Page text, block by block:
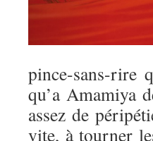
pince-sans-rire
qu’a Amamiya
assez de
vite, à tourner